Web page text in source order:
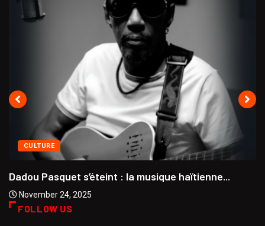
CULTURE
Dadou Pasquet s’éteint : la musique haïtienne...
November 24, 2025
FOLLOW US